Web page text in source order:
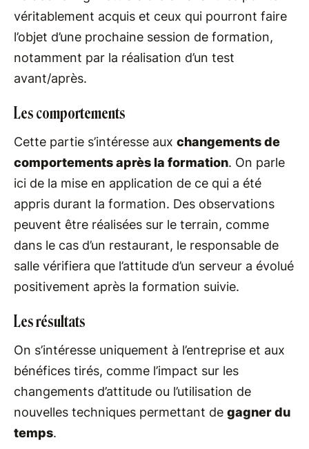
véritablement acquis et ceux qui pourront faire
l’objet d’une prochaine session de formation,
notamment par la réalisation d’un test
avant/après.
Les comportements
Cette partie s’intéresse aux changements de
comportements après la formation. On parle
ici de la mise en application de ce qui a été
appris durant la formation. Des observations
peuvent être réalisées sur le terrain, comme
dans le cas d’un restaurant, le responsable de
salle vérifiera que l’attitude d’un serveur a évolué
positivement après la formation suivie.
Les résultats
On s’intéresse uniquement à l’entreprise et aux
bénéfices tirés, comme l’impact sur les
changements d’attitude ou l’utilisation de
nouvelles techniques permettant de gagner du
temps.